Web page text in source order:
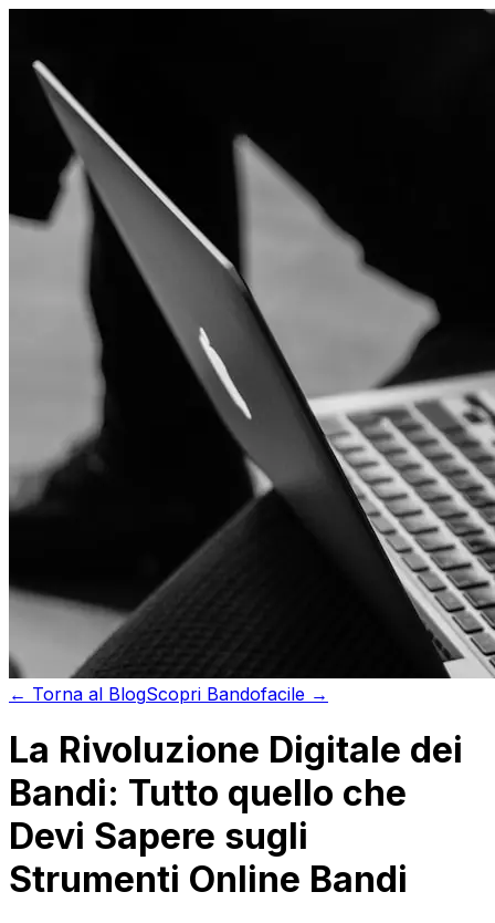
← Torna al BlogScopri Bandofacile →
La Rivoluzione Digitale dei
Bandi: Tutto quello che
Devi Sapere sugli
Strumenti Online Bandi